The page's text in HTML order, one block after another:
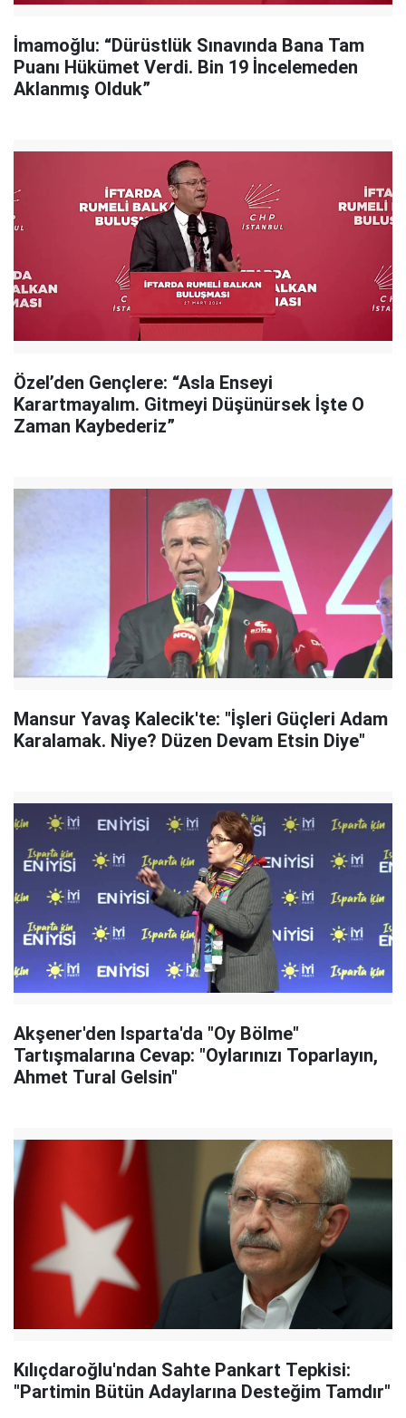
İmamoğlu: “Dürüstlük Sınavında Bana Tam
Puanı Hükümet Verdi. Bin 19 İncelemeden
Aklanmış Olduk”
Özel’den Gençlere: “Asla Enseyi
Karartmayalım. Gitmeyi Düşünürsek İşte O
Zaman Kaybederiz”
Mansur Yavaş Kalecik'te: "İşleri Güçleri Adam
Karalamak. Niye? Düzen Devam Etsin Diye"
Akşener'den Isparta'da "Oy Bölme"
Tartışmalarına Cevap: "Oylarınızı Toparlayın,
Ahmet Tural Gelsin"
Kılıçdaroğlu'ndan Sahte Pankart Tepkisi:
"Partimin Bütün Adaylarına Desteğim Tamdır"